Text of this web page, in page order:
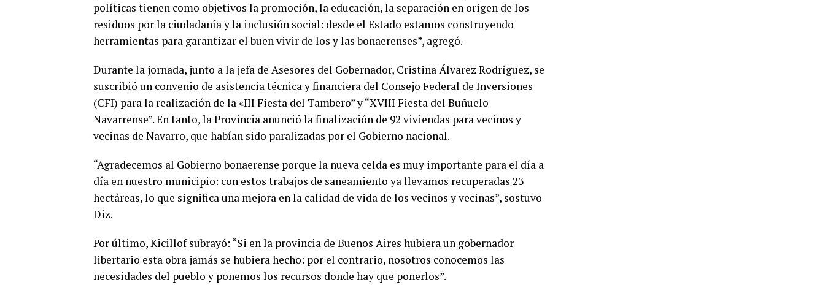
políticas tienen como objetivos la promoción, la educación, la separación en origen de los
residuos por la ciudadanía y la inclusión social: desde el Estado estamos construyendo
herramientas para garantizar el buen vivir de los y las bonaerenses”, agregó.
Durante la jornada, junto a la jefa de Asesores del Gobernador, Cristina Álvarez Rodríguez, se
suscribió un convenio de asistencia técnica y financiera del Consejo Federal de Inversiones
(CFI) para la realización de la «III Fiesta del Tambero” y “XVIII Fiesta del Buñuelo
Navarrense”. En tanto, la Provincia anunció la finalización de 92 viviendas para vecinos y
vecinas de Navarro, que habían sido paralizadas por el Gobierno nacional.
“Agradecemos al Gobierno bonaerense porque la nueva celda es muy importante para el día a
día en nuestro municipio: con estos trabajos de saneamiento ya llevamos recuperadas 23
hectáreas, lo que significa una mejora en la calidad de vida de los vecinos y vecinas”, sostuvo
Diz.
Por último, Kicillof subrayó: “Si en la provincia de Buenos Aires hubiera un gobernador
libertario esta obra jamás se hubiera hecho: por el contrario, nosotros conocemos las
necesidades del pueblo y ponemos los recursos donde hay que ponerlos”.